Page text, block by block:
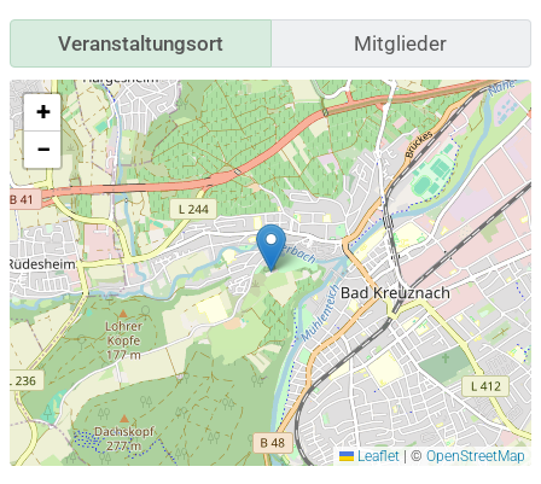
Veranstaltungsort Mitglieder
+
−
Leaflet © OpenStreetMap